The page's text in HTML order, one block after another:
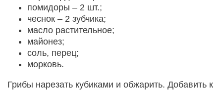
помидоры – 2 шт.;
чеснок – 2 зубчика;
масло растительное;
майонез;
соль, перец;
морковь.
Грибы нарезать кубиками и обжарить. Добавить к